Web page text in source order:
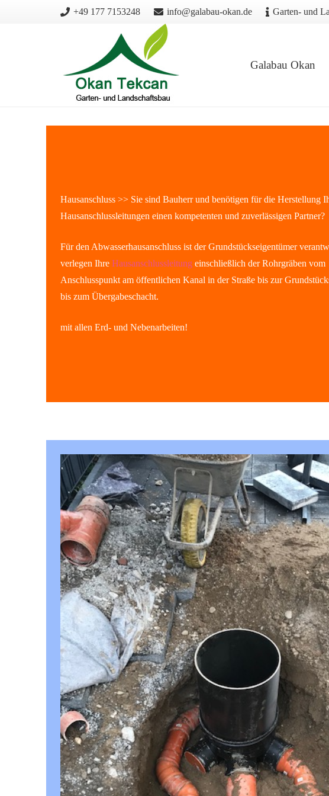
+49 177 7153248 info@galabau-okan.de Garten- und
Galabau Okan
Hausanschluss >> Sie sind Bauherr und benötigen für die Herstellung
Hausanschlussleitungen einen kompetenten und zuverlässigen Partner?
Für den Abwasserhausanschluss ist der Grundstückseigentümer
verlegen Ihre Hausanschlussleitung einschließlich der Rohrgräben vom
Anschlusspunkt am öffentlichen Kanal in der Straße bis zur
bis zum Übergabeschacht.
mit allen Erd- und Nebenarbeiten!